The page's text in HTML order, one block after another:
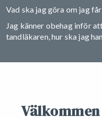
Vad ska jag göra om jag
Jag känner obehag inför
tandläkaren, hur ska jag